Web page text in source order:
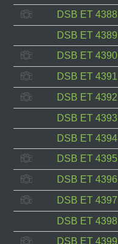
DSB ET 4388
DSB ET 4389
DSB ET 4390
DSB ET 4391
DSB ET 4392
DSB ET 4393
DSB ET 4394
DSB ET 4395
DSB ET 4396
DSB ET 4397
DSB ET 4398
DSB ET 4399